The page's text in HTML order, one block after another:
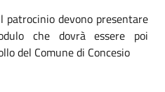
devono presentare
che dovrà essere poi
del Comune di Concesio